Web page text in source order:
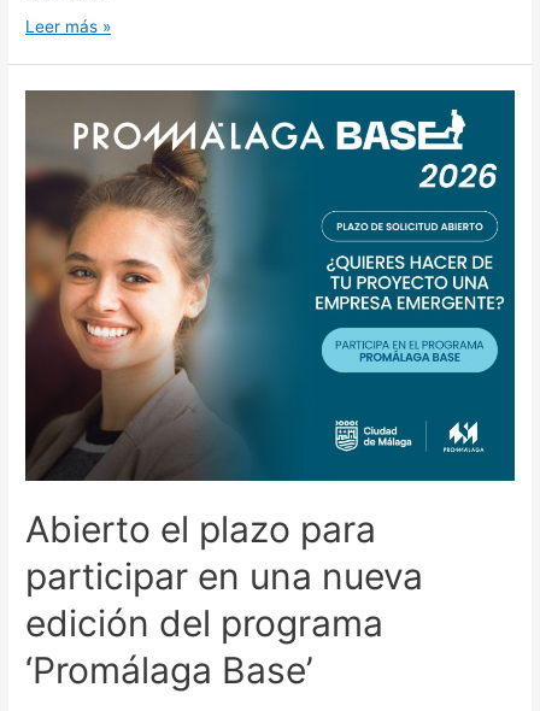
Leer más »
Abierto el plazo para
participar en una nueva
edición del programa
‘Promálaga Base’